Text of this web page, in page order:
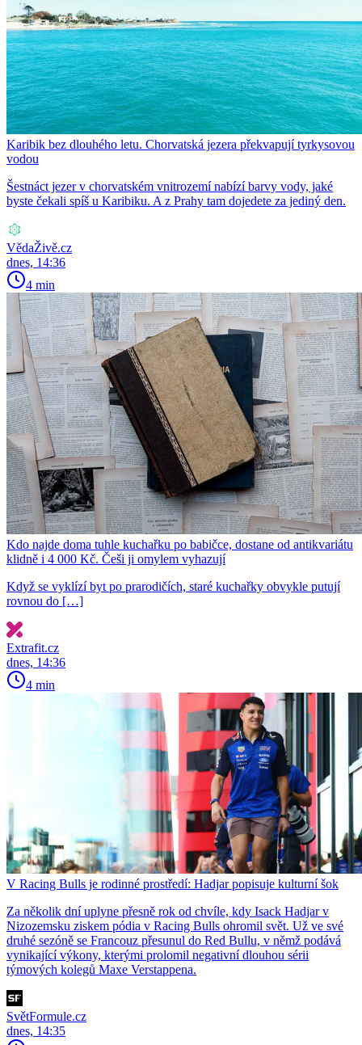
Karibik bez dlouhého letu. Chorvatská jezera překvapují tyrkysovou
vodou
Šestnáct jezer v chorvatském vnitrozemí nabízí barvy vody, jaké
byste čekali spíš u Karibiku. A z Prahy tam dojedete za jediný den.
VědaŽivě.cz
dnes, 14:36
4 min
Kdo najde doma tuhle kuchařku po babičce, dostane od antikvariátu
klidně i 4 000 Kč. Češi ji omylem vyhazují
Když se vyklízí byt po prarodičích, staré kuchařky obvykle putují
rovnou do […]
Extrafit.cz
dnes, 14:36
4 min
V Racing Bulls je rodinné prostředí: Hadjar popisuje kulturní šok
Za několik dní uplyne přesně rok od chvíle, kdy Isack Hadjar v
Nizozemsku ziskem pódia v Racing Bulls ohromil svět. Už ve své
druhé sezóně se Francouz přesunul do Red Bullu, v němž podává
vynikající výkony, kterými prolomil negativní dlouhou sérii
týmových kolegů Maxe Verstappena.
SvětFormule.cz
dnes, 14:35